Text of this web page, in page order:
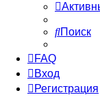
Поиск
FAQ
Вход
Регистрация